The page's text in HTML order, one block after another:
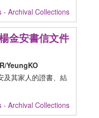
- Archival Collections
金安書信文件
YeungKO
及其家人的證書、結
- Archival Collections